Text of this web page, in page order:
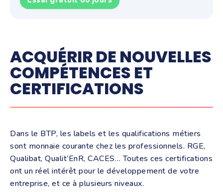
ACQUÉRIR DE NOUVELLES
COMPÉTENCES ET
CERTIFICATIONS
Dans le BTP, les labels et les qualifications métiers
sont monnaie courante chez les professionnels. RGE,
Qualibat, Qualit’EnR, CACES… Toutes ces certifications
ont un réel intérêt pour le développement de votre
entreprise, et ce à plusieurs niveaux.